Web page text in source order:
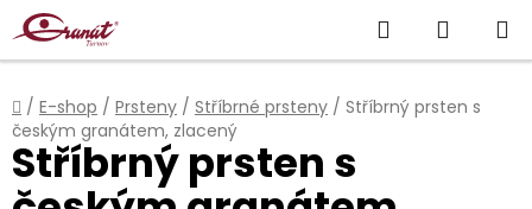
Přejít
na
obsah
Hledat
KOŠÍK
Domů
/ E-shop / Prsteny / Stříbrné prsteny / Stříbrný prsten s
českým granátem, zlacený
Stříbrný prsten s